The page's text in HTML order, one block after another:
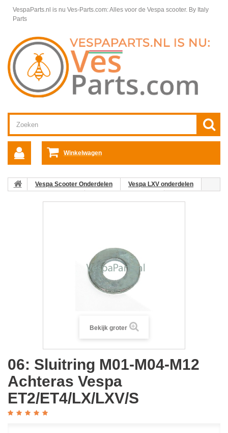
VespaParts.nl is nu Ves-Parts.com: Alles voor de Vespa scooter. By Italy
Parts
Winkelwagen
Vespa Scooter Onderdelen
Vespa LXV onderdelen
Bekijk groter
06: Sluitring M01-M04-M12
Achteras Vespa
ET2/ET4/LX/LXV/S